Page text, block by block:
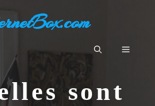
Menu
sont